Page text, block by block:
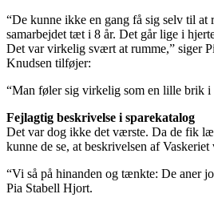
“De kunne ikke en gang få sig selv til at
samarbejdet tæt i 8 år. Det går lige i
Det var virkelig svært at rumme,” siger
Knudsen tilføjer:
“Man føler sig virkelig som en lille brik i
Fejlagtig beskrivelse i sparekatalog
Det var dog ikke det værste. Da de fik
kunne de se, at beskrivelsen af
“Vi så på hinanden og tænkte: De aner
Pia Stabell Hjort.